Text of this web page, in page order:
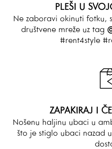
PLEŠI U
Ne zaboravi okinuti fotku,
društvene mreže uz tag
#rent4style
ZAPAKIRAJ I
Nošenu haljinu ubaci u
što je stiglo ubaci nazad